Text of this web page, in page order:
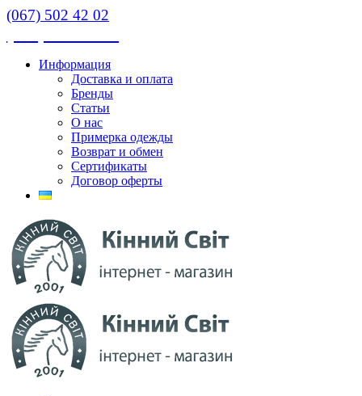
(067) 502 42 02
Информация
Доставка и оплата
Бренды
Статьи
О нас
Примерка одежды
Возврат и обмен
Сертификаты
Договор оферты